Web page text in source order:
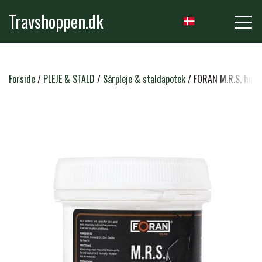
Travshoppen.dk
NYHEDER
GRIMER & TRÆKTOVE
TRENSER & TILBEHØR
SADLER & TILBEHØR
RIDEBUKSER & LEGGINS
TRØJER, BLUSER & T-SHIRTS
PLEJE & STALD
STRIGLER & TILBEHØR
Forside PLEJE & STALD Sårpleje & staldapotek FORAN M.R.S.